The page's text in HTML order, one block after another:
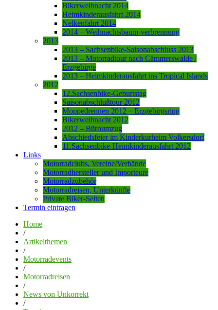
Bikerweihnacht 2014
Heimkinderausfahrt 2014
Nelkenfahrt 2014
2014 – Weihnachtsbaum-verbrennung
2013
2013 – Sachsenbike-Saisonabschluss 2013
2013 – Motorradtour nach Cämmerswalde /
Erzgebirge
2013 – Heimkinderausfahrt ins Tropical Islands
2012
12.Sachsenbike-Geburtstag
Saisonabschlußtour 2012
Moppedrennen 2012 – Erzgebirgsring
Bikerweihnacht 2012
2012 – Büroumzug
Abschiedsfeier im Kinderkurheim Volkersdorf
11.Sachsenbike-Heimkinderausfahrt 2012
Links
Motorradclubs, Vereine/Verbände
Motorradhersteller und Importeure
Motorradzubehör
Motorradreisen, Unterkünfte
Private Biker-Seiten
Termin eintragen
Home
/
Artikelthemen
/
Motorradevents
/
Motorradreisen
/
News von Unkorrekt
/